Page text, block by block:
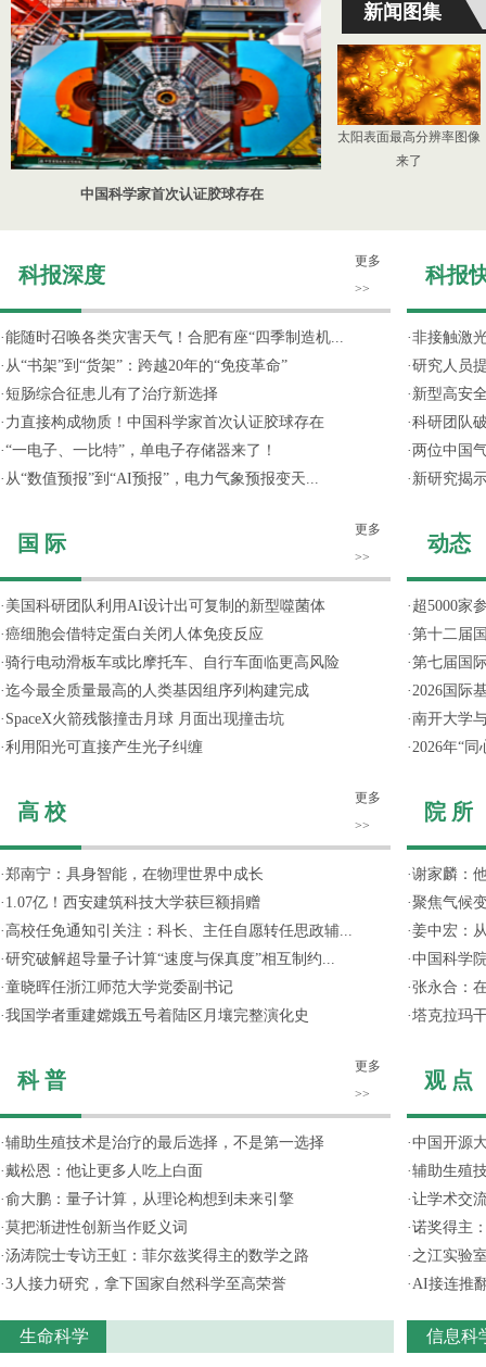
中国科学家首次认证胶球存在
新闻图集
太阳表面最高分辨率图像
来了
科报深度
更多
>>
·能随时召唤各类灾害天气！合肥有座“四季制造机...
· 从“书架”到“货架”：跨越20年的“免疫革命”
· 短肠综合征患儿有了治疗新选择
· 力直接构成物质！中国科学家首次认证胶球存在
·“一电子、一比特”，单电子存储器来了！
· 从“数值预报”到“AI预报”，电力气象预报变天...
国 际
更多
>>
· 美国科研团队利用AI设计出可复制的新型噬菌体
·癌细胞会借特定蛋白关闭人体免疫反应
·骑行电动滑板车或比摩托车、自行车面临更高风险
·迄今最全质量最高的人类基因组序列构建完成
· SpaceX火箭残骸撞击月球 月面出现撞击坑
·利用阳光可直接产生光子纠缠
高 校
更多
>>
·郑南宁：具身智能，在物理世界中成长
· 1.07亿！西安建筑科技大学获巨额捐赠
· 高校任免通知引关注：科长、主任自愿转任思政辅...
·研究破解超导量子计算“速度与保真度”相互制约...
·童晓晖任浙江师范大学党委副书记
·我国学者重建嫦娥五号着陆区月壤完整演化史
科 普
更多
>>
·辅助生殖技术是治疗的最后选择，不是第一选择
·戴松恩：他让更多人吃上白面
·俞大鹏：量子计算，从理论构想到未来引擎
·莫把渐进性创新当作贬义词
·汤涛院士专访王虹：菲尔兹奖得主的数学之路
·3人接力研究，拿下国家自然科学至高荣誉
生命科学
科报
·非接触激
·研究人员
· 新型高安
·科研团队
· 两位中国
· 新研究揭
动态
· 超5000家
·第十二届
·第七届国
·2026国际
·南开大学
·2026年“
院 所
·谢家麟：
·聚焦气候
·姜中宏：
·中国科学
·张永合：
·塔克拉玛
观 点
·中国开源
·辅助生殖
·让学术交
·诺奖得主
· 之江实验
·AI接连推
信息科